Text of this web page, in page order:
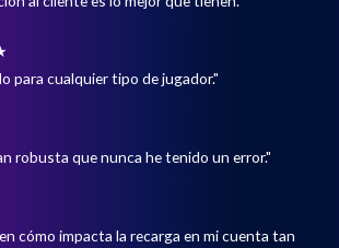
para cualquier tipo de jugador."
robusta que nunca he tenido un error."
cómo impacta la recarga en mi cuenta tan